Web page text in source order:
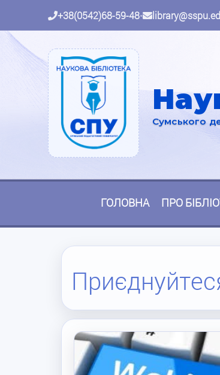
+38(0542)68-59-48•
Сумського
ГОЛОВНА ПРО